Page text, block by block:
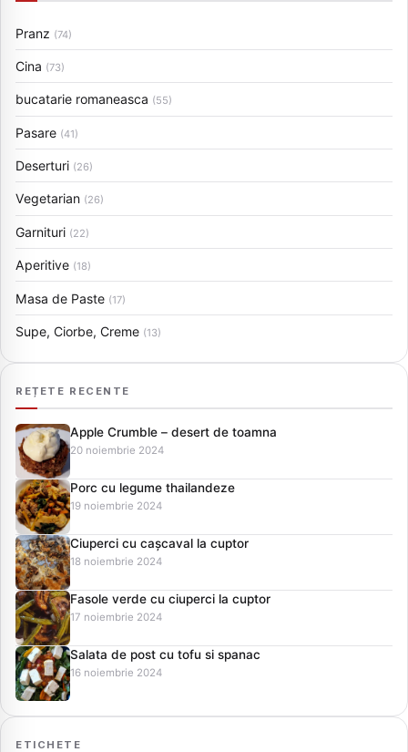
Pranz (74)
Cina (73)
bucatarie romaneasca (55)
Pasare (41)
Deserturi (26)
Vegetarian (26)
Garnituri (22)
Aperitive (18)
Masa de Paste (17)
Supe, Ciorbe, Creme (13)
REȚETE RECENTE
Apple Crumble – desert de toamna
20 noiembrie 2024
Porc cu legume thailandeze
19 noiembrie 2024
Ciuperci cu cașcaval la cuptor
18 noiembrie 2024
Fasole verde cu ciuperci la cuptor
17 noiembrie 2024
Salata de post cu tofu si spanac
16 noiembrie 2024
ETICHETE